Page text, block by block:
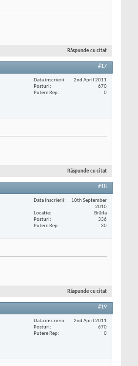
Răspunde cu citat
#17
Data înscrierii
2nd April 2011
Posturi
670
Putere Rep
0
Răspunde cu citat
#18
Data înscrierii
10th September
2010
Locaţie
Brăila
Posturi
336
Putere Rep
30
Răspunde cu citat
#19
Data înscrierii
2nd April 2011
Posturi
670
Putere Rep
0